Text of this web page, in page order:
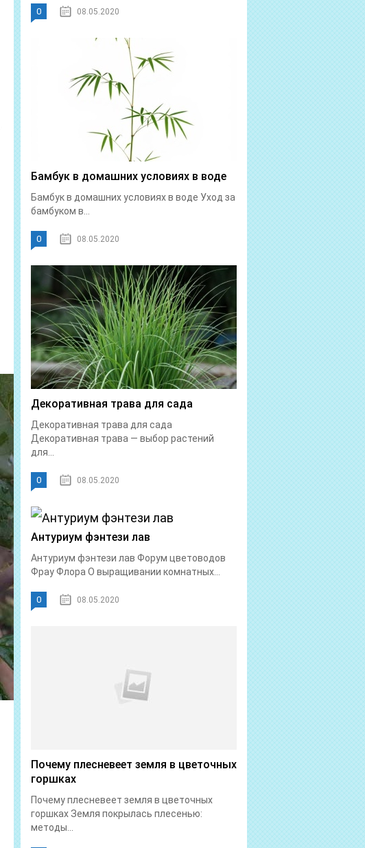
0 08.05.2020
Бамбук в домашних условиях в воде
Бамбук в домашних условиях в воде Уход за
бамбуком в...
0 08.05.2020
Декоративная трава для сада
Декоративная трава для сада
Декоративная трава — выбор растений
для...
0 08.05.2020
Антуриум фэнтези лав
Антуриум фэнтези лав Форум цветоводов
Фрау Флора О выращивании комнатных...
0 08.05.2020
Почему плесневеет земля в цветочных
горшках
Почему плесневеет земля в цветочных
горшках Земля покрылась плесенью:
методы...